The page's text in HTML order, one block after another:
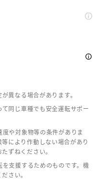
異なる場合があります。
同じ車種でも安全運転サポー
や対象物等の条件がありま
により作動しない場合があり
ずねください。
支援するためのものです。機
さい。